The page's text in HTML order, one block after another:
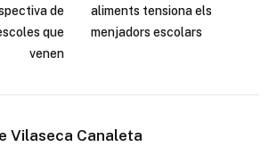
de
que
venen
aliments tensiona els
menjadors escolars
Vilaseca Canaleta